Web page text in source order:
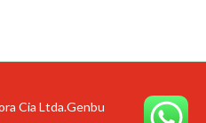
Cia Ltda.Genbu